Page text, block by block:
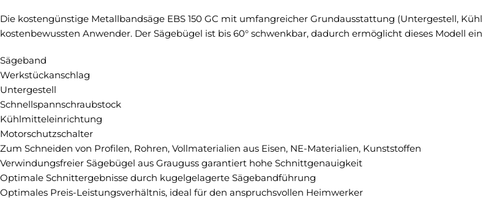
Die kostengünstige Metallbandsäge EBS 150 GC mit umfangreicher Grundausstattung (Untergestell,
kostenbewussten Anwender. Der Sägebügel ist bis 60° schwenkbar, dadurch ermöglicht dieses Modell
Sägeband
Werkstückanschlag
Untergestell
Schnellspannschraubstock
Kühlmitteleinrichtung
Motorschutzschalter
Zum Schneiden von Profilen, Rohren, Vollmaterialien aus Eisen, NE-Materialien, Kunststoffen
Verwindungsfreier Sägebügel aus Grauguss garantiert hohe Schnittgenauigkeit
Optimale Schnittergebnisse durch kugelgelagerte Sägebandführung
Optimales Preis-Leistungsverhältnis, ideal für den anspruchsvollen Heimwerker